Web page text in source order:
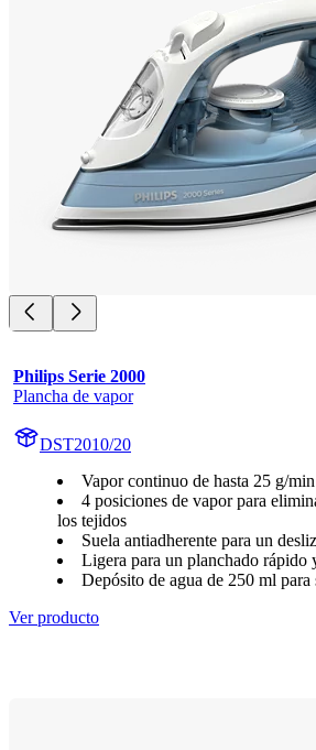
Philips Serie 2000
Plancha de vapor
DST2010/20
Vapor continuo de hasta 25 g/
4 posiciones de vapor para
los tejidos
Suela antiadherente para un
Ligera para un planchado rápido
Depósito de agua de 250 ml para
Ver producto